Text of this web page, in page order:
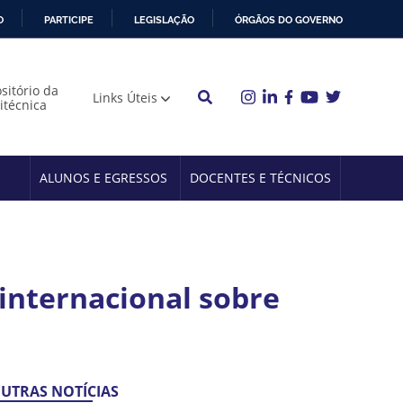
PARTICIPE LEGISLAÇÃO ÓRGÃOS DO GOVERNO
da
Links Úteis
ALUNOS E EGRESSOS DOCENTES E TÉCNICOS
sobre
NOTÍCIAS